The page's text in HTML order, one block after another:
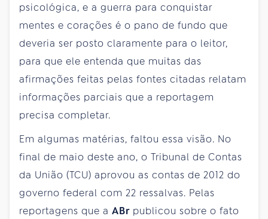
psicológica, e a guerra para conquistar
mentes e corações é o pano de fundo que
deveria ser posto claramente para o leitor,
para que ele entenda que muitas das
afirmações feitas pelas fontes citadas relatam
informações parciais que a reportagem
precisa completar.
Em algumas matérias, faltou essa visão. No
final de maio deste ano, o Tribunal de Contas
da União (TCU) aprovou as contas de 2012 do
governo federal com 22 ressalvas. Pelas
reportagens que a ABr publicou sobre o fato